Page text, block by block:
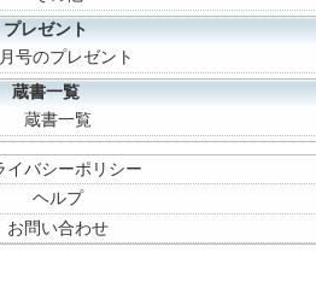
プレゼント
号のプレゼント
蔵書一覧
蔵書一覧
イバシーポリシー
ヘルプ
お問い合わせ